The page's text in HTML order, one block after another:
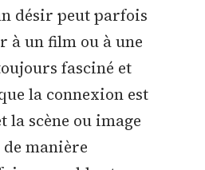
désir peut parfois
à un film ou à une
fasciné et
la connexion est
la scène ou image
manière